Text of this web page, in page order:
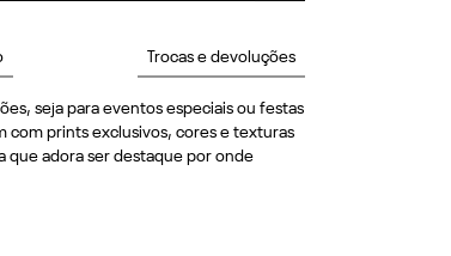
Trocas e devoluções
seja para eventos especiais ou festas
com prints exclusivos, cores e texturas
que adora ser destaque por onde